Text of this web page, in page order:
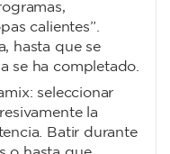
calientes”.
hasta que se
se ha completado.
seleccionar
la
Batir durante